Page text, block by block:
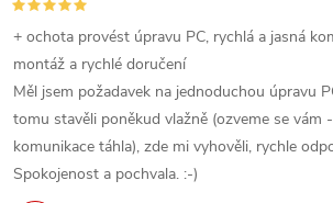
+ ochota provést úpravu PC, rychlá a jasná
montáž a rychlé doručení
Měl jsem požadavek na jednoduchou úpravu
tomu stavěli poněkud vlažně (ozveme se vám
komunikace táhla), zde mi vyhověli, rychle
Spokojenost a pochvala. :-)